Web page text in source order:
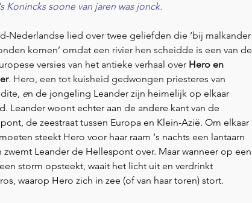
's Konincks soone van jaren was jonck.
Nederlandse lied over twee geliefden die ‘bij malkander
komen’ omdat een rivier hen scheidde is een van de
versies van het antieke verhaal over Hero en
. Hero, een tot kuisheid gedwongen priesteres van
en de jongeling Leander zijn heimelijk op elkaar
Leander woont echter aan de andere kant van de
de zeestraat tussen Europa en Klein-Azië. Om elkaar
steekt Hero voor haar raam ‘s nachts een lantaarn
zwemt Leander de Hellespont over. Maar wanneer op een
storm opsteekt, waait het licht uit en verdrinkt
waarop Hero zich in zee (of van haar toren) stort.